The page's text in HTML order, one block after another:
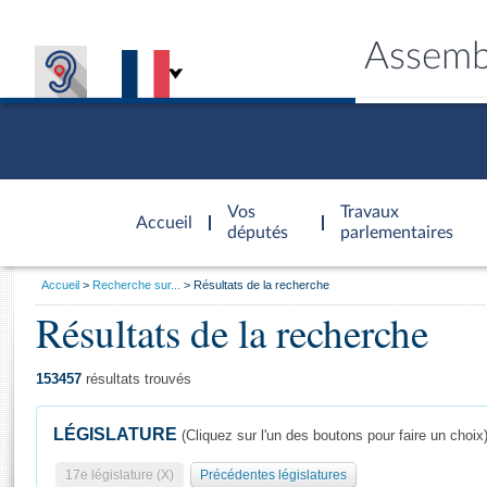
Accueil
d'accueil
Vos
députés
Travaux
parlementaires
Général
Vous
Accueil Recherche sur... Résultats de la recherche
Résultats de la recherche
153457 résultats trouvés
LÉGISLATURE (Cliquez sur l'un des boutons pour faire un choix)
17e législature (X) Précédentes législatures